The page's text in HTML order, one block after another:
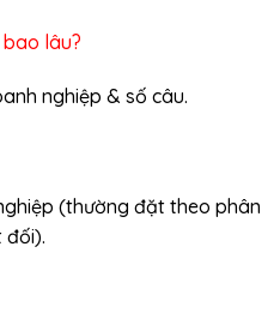
lâu?
nghiệp & số câu.
(thường đặt theo phân
đối).